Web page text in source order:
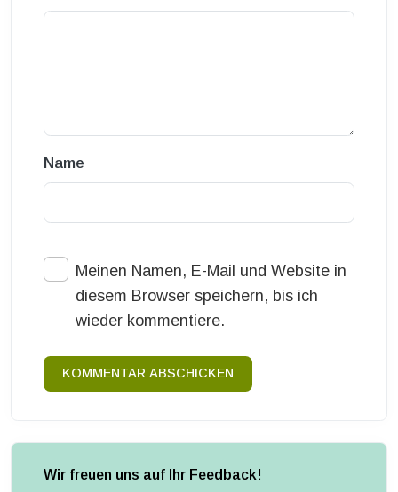
Name
Meinen Namen, E-Mail und Website in
diesem Browser speichern, bis ich
wieder kommentiere.
KOMMENTAR ABSCHICKEN
Wir freuen uns auf Ihr Feedback!